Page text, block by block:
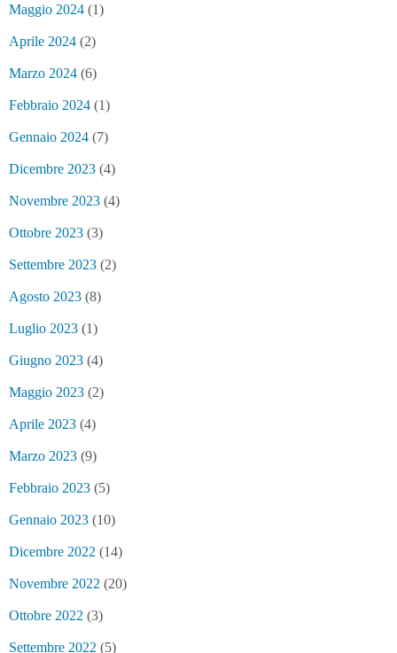
Maggio 2024 (1)
Aprile 2024 (2)
Marzo 2024 (6)
Febbraio 2024 (1)
Gennaio 2024 (7)
Dicembre 2023 (4)
Novembre 2023 (4)
Ottobre 2023 (3)
Settembre 2023 (2)
Agosto 2023 (8)
Luglio 2023 (1)
Giugno 2023 (4)
Maggio 2023 (2)
Aprile 2023 (4)
Marzo 2023 (9)
Febbraio 2023 (5)
Gennaio 2023 (10)
Dicembre 2022 (14)
Novembre 2022 (20)
Ottobre 2022 (3)
Settembre 2022 (5)